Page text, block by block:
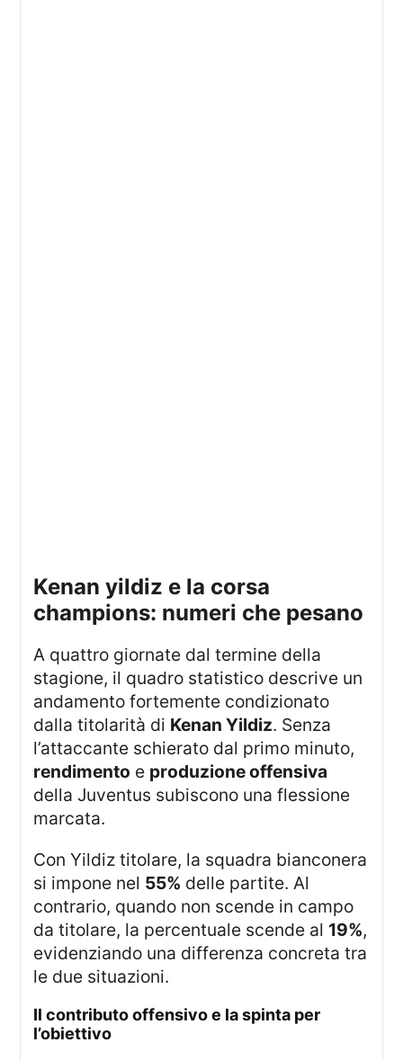
kenan yildiz e la corsa
champions: numeri che pesano
A quattro giornate dal termine della
stagione, il quadro statistico descrive un
andamento fortemente condizionato
dalla titolarità di Kenan Yildiz. Senza
l’attaccante schierato dal primo minuto,
rendimento e produzione offensiva
della Juventus subiscono una flessione
marcata.
Con Yildiz titolare, la squadra bianconera
si impone nel 55% delle partite. Al
contrario, quando non scende in campo
da titolare, la percentuale scende al 19%,
evidenziando una differenza concreta tra
le due situazioni.
il contributo offensivo e la spinta per
l’obiettivo